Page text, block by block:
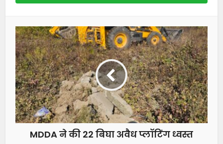
MDDA ने की 22 बिघा अवैध प्लॉटिंग ध्वस्त